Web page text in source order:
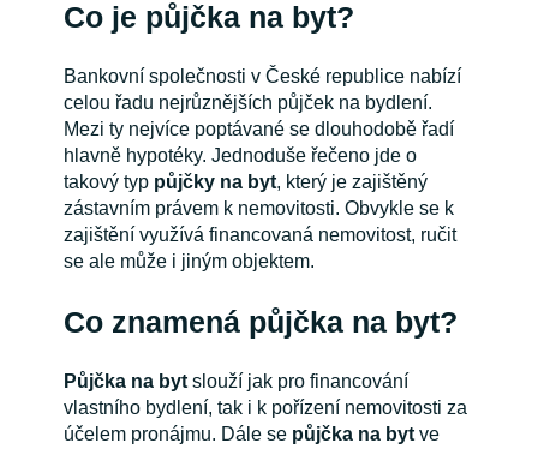
Co je půjčka na byt?
Bankovní společnosti v České republice nabízí
celou řadu nejrůznějších půjček na bydlení.
Mezi ty nejvíce poptávané se dlouhodobě řadí
hlavně hypotéky. Jednoduše řečeno jde o
takový typ půjčky na byt, který je zajištěný
zástavním právem k nemovitosti. Obvykle se k
zajištění využívá financovaná nemovitost, ručit
se ale může i jiným objektem.
Co znamená půjčka na byt?
Půjčka na bytslouží jak pro financování
vlastního bydlení, tak i k pořízení nemovitosti za
účelem pronájmu. Dále se půjčka na bytve